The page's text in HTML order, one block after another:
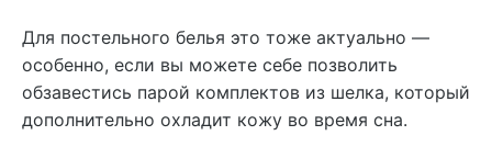
Для постельного белья это тоже актуально —
особенно, если вы можете себе позволить
обзавестись парой комплектов из шелка, который
дополнительно охладит кожу во время сна.